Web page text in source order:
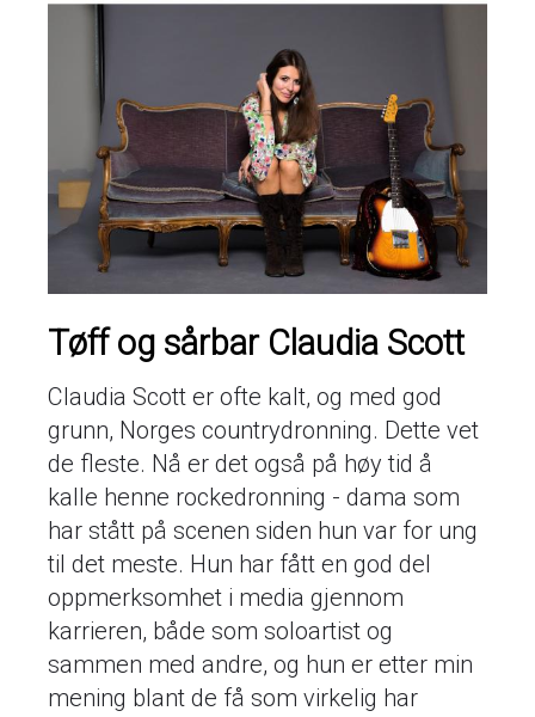
Tøff og sårbar Claudia Scott
Claudia Scott er ofte kalt, og med god
grunn, Norges countrydronning. Dette vet
de fleste. Nå er det også på høy tid å
kalle henne rockedronning - dama som
har stått på scenen siden hun var for ung
til det meste. Hun har fått en god del
oppmerksomhet i media gjennom
karrieren, både som soloartist og
sammen med andre, og hun er etter min
mening blant de få som virkelig har